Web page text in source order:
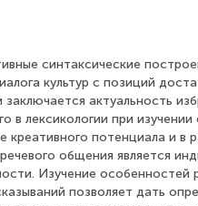
синтаксические
культур с позиций
заключается актуальность
в лексикологии при
потенциала и в
общения является
Изучение особенностей
позволяет дать